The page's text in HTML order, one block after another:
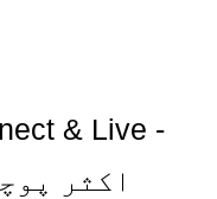
& Live -
اکثر